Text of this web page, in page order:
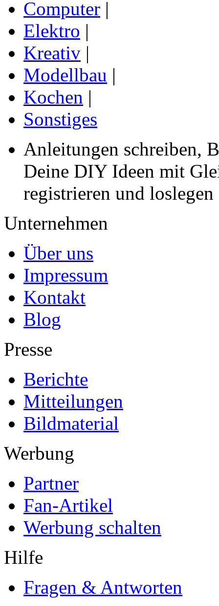
Computer |
Elektro |
Kreativ |
Modellbau |
Kochen |
Sonstiges
Anleitungen schreiben,
Deine DIY Ideen mit
registrieren und loslegen
Unternehmen
Über uns
Impressum
Kontakt
Blog
Presse
Berichte
Mitteilungen
Bildmaterial
Werbung
Partner
Fan-Artikel
Werbung schalten
Hilfe
Fragen & Antworten